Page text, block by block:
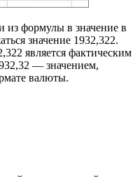
из формулы в значение в
значение 1932,322.
является фактическим
— значением,
валюты.